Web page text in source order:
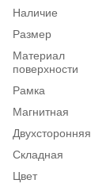
Наличие
Размер
Материал
поверхности
Рамка
Магнитная
Двухсторонняя
Складная
Цвет